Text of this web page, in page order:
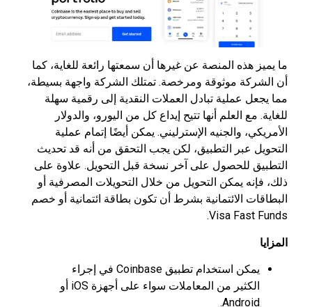
ما يميز هذه المنصة عن غيرها أن سمعتها رائعة للغاية، كما
أن الشركة موثوقة ومرخصة. تمتلك الشركة واجهة بسيطة،
مما يجعل عملية تبادل العملات النقدية إلى رقمية سهلة
للغاية. مع العلم أنها تتيح إيداع كل من اليورو، والدولار
الأمريكي، والجنيه الإسترليني. يمكن أيضًا إتمام عملية
التحويل عبر التطبيق، لكن يجب التحقق من أنه قد تحديث
التطبيق للحصول على آخر نسخة قبل التحويل. علاوة على
ذلك، فإنه يمكن التحويل من خلال التحويلات المصرفية أو
البطاقات الائتمانية بشرط أن تكون بطاقة ائتمانية أو خصم
Visa Fast Funds.
المزايا
يمكن استخدام تطبيق Coinbase في إجراء
الكثير من المعاملات سواء على أجهزة iOS أو
Android.